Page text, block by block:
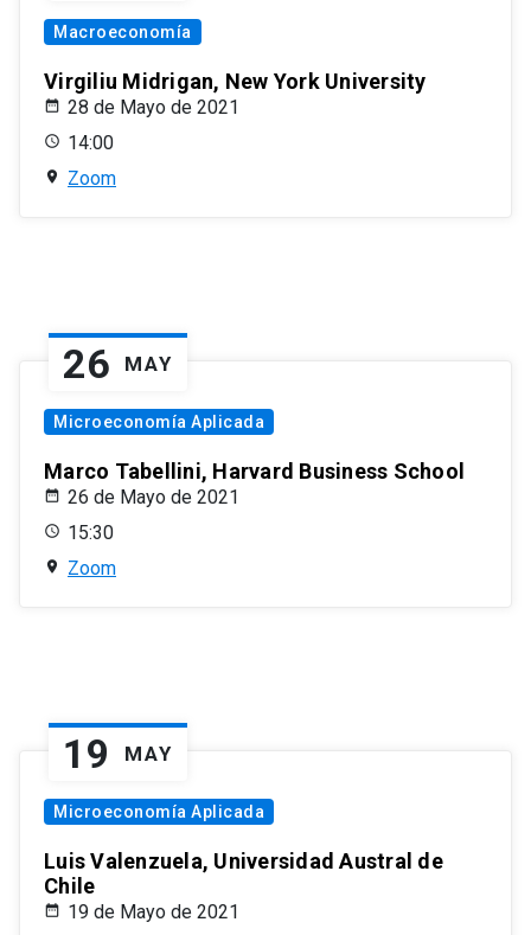
Macroeconomía
Virgiliu Midrigan, New York University
28 de Mayo de 2021
14:00
Zoom
26 MAY
Microeconomía Aplicada
Marco Tabellini, Harvard Business School
26 de Mayo de 2021
15:30
Zoom
19 MAY
Microeconomía Aplicada
Luis Valenzuela, Universidad Austral de
Chile
19 de Mayo de 2021